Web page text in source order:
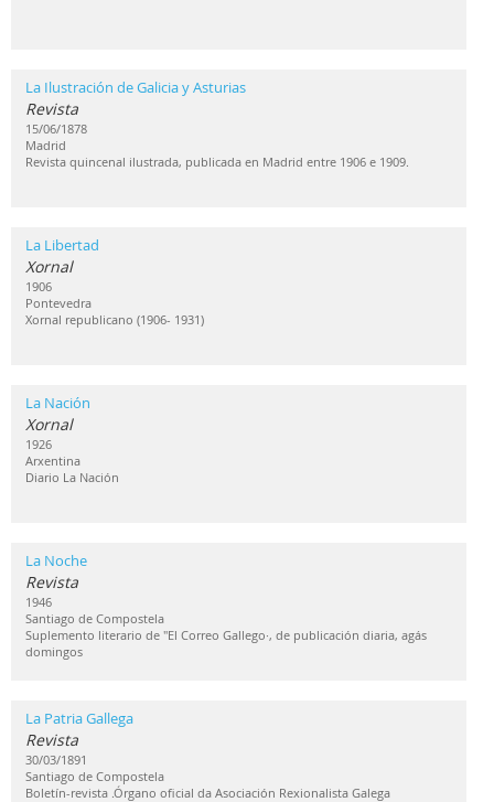
La Ilustración de Galicia y Asturias
Revista
15/06/1878
Madrid
Revista quincenal ilustrada, publicada en Madrid entre 1906 e 1909.
La Libertad
Xornal
1906
Pontevedra
Xornal republicano (1906- 1931)
La Nación
Xornal
1926
Arxentina
Diario La Nación
La Noche
Revista
1946
Santiago de Compostela
Suplemento literario de "El Correo Gallego·, de publicación diaria, agás
domingos
La Patria Gallega
Revista
30/03/1891
Santiago de Compostela
Boletín-revista .Órgano oficial da Asociación Rexionalista Galega